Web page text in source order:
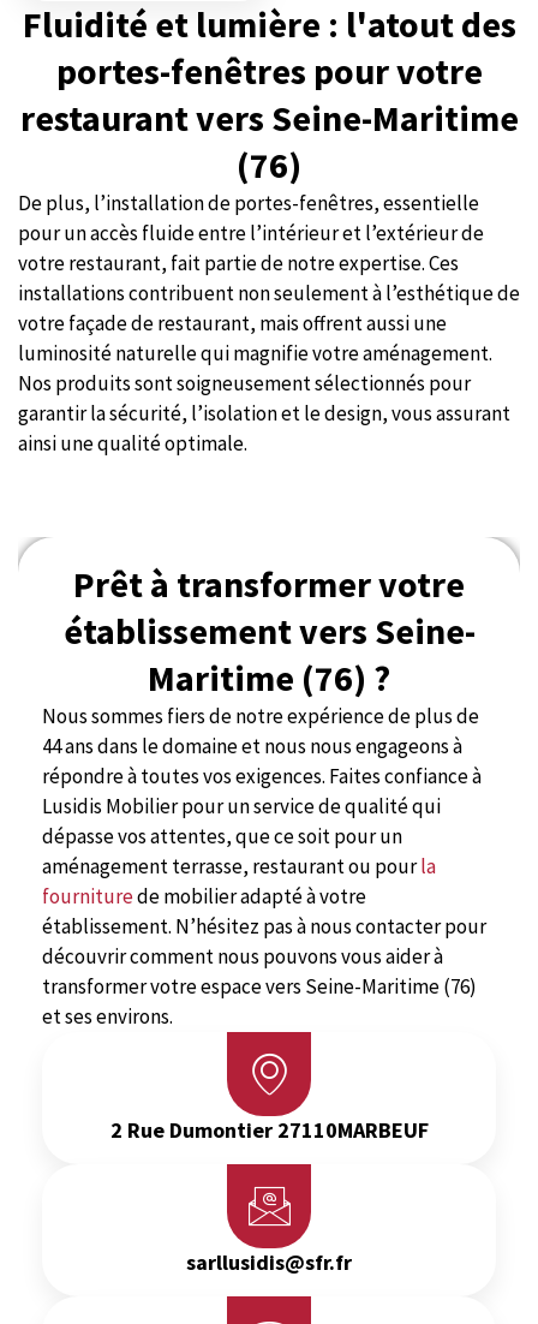
Fluidité et lumière : l'atout des
portes-fenêtres pour votre
restaurant vers Seine-Maritime
(76)
De plus, l’installation de portes-fenêtres, essentielle
pour un accès fluide entre l’intérieur et l’extérieur de
votre restaurant, fait partie de notre expertise. Ces
installations contribuent non seulement à l’esthétique de
votre façade de restaurant, mais offrent aussi une
luminosité naturelle qui magnifie votre aménagement.
Nos produits sont soigneusement sélectionnés pour
garantir la sécurité, l’isolation et le design, vous assurant
ainsi une qualité optimale.
Prêt à transformer votre
établissement vers Seine-
Maritime (76) ?
Nous sommes fiers de notre expérience de plus de
44 ans dans le domaine et nous nous engageons à
répondre à toutes vos exigences. Faites confiance à
Lusidis Mobilier pour un service de qualité qui
dépasse vos attentes, que ce soit pour un
aménagement terrasse, restaurant ou pourla
fourniturede mobilier adapté à votre
établissement. N’hésitez pas à nous contacter pour
découvrir comment nous pouvons vous aider à
transformer votre espace vers Seine-Maritime (76)
et ses environs.
2 Rue Dumontier 27110MARBEUF
sarllusidis@sfr.fr